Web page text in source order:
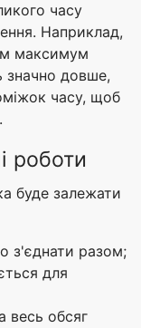
часу
Наприклад,
максимум
значно довше,
часу, щоб
роботи
буде залежати
з'єднати разом;
для
весь обсяг